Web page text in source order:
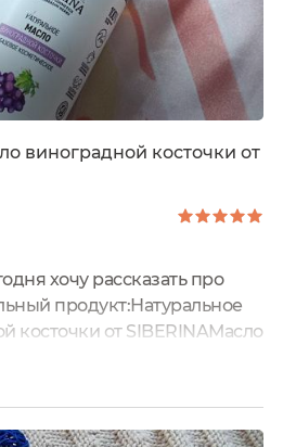
виноградной косточки от
хочу рассказать про
продукт:Натуральное
косточки от SIBERINAМасло
дерматит, акне,
синяки, сухость и зуд
коллагена и